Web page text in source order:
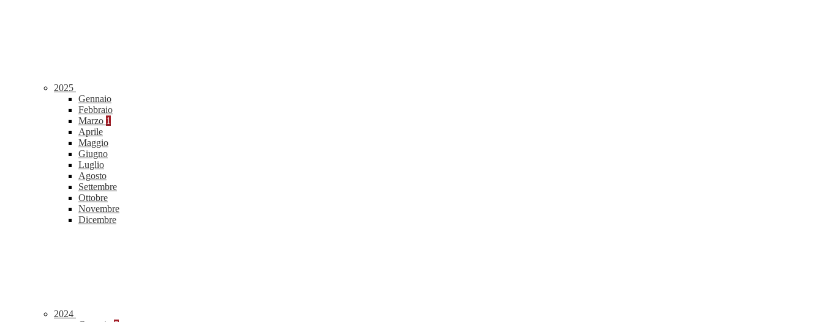
2025
Gennaio
Febbraio
Marzo 1
Aprile
Maggio
Giugno
Luglio
Agosto
Settembre
Ottobre
Novembre
Dicembre
2024